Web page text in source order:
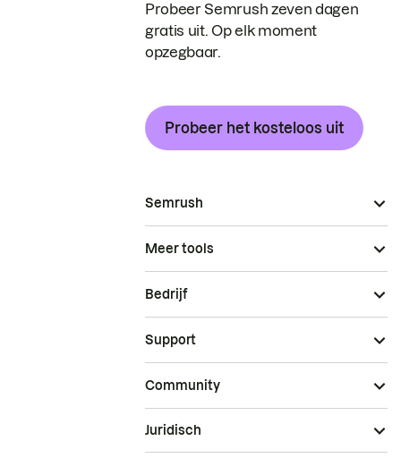
Probeer Semrush zeven dagen
gratis uit. Op elk moment
opzegbaar.
Probeer het kosteloos uit
Semrush
Meer tools
Bedrijf
Support
Community
Juridisch